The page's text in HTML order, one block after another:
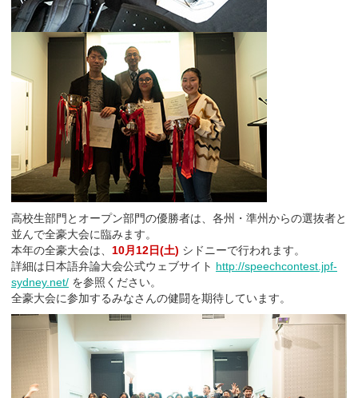
高校生部門とオープン部門の優勝者は、各州・準州からの選抜者と
並んで全豪大会に臨みます。
本年の全豪大会は、 10月12日(土) シドニーで行われます。
詳細は日本語弁論大会公式ウェブサイト http://speechcontest.jpf-
sydney.net/ を参照ください。
全豪大会に参加するみなさんの健闘を期待しています。